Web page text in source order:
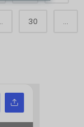
30 ...